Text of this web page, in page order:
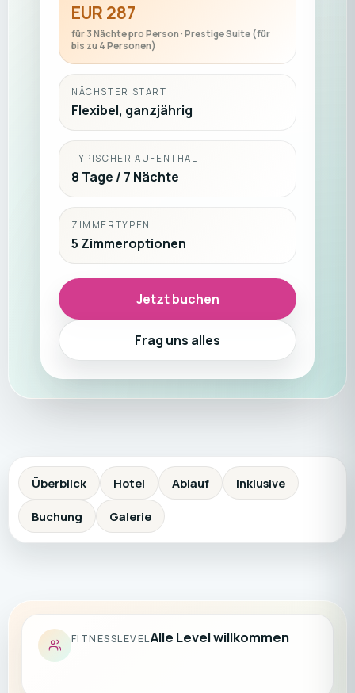
EUR 287
für 3 Nächte pro Person · Prestige Suite (für
bis zu 4 Personen)
NÄCHSTER START
Flexibel, ganzjährig
TYPISCHER AUFENTHALT
8 Tage / 7 Nächte
ZIMMERTYPEN
5 Zimmeroptionen
Jetzt buchen
Frag uns alles
Überblick Hotel Ablauf Inklusive
Buchung Galerie
FITNESSLEVELAlle Level willkommen